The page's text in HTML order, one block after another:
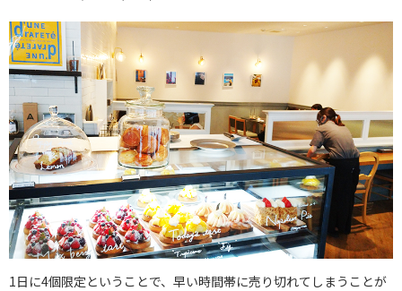
1日に4個限定ということで、早い時間帯に売り切れてしまうことが